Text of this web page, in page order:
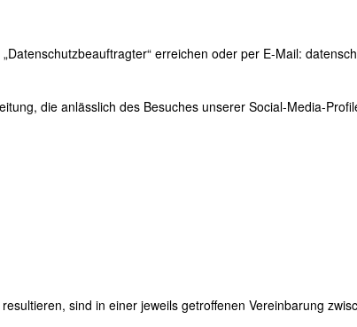
erreichen oder per E-Mail:
die anlässlich des Besuches unserer Social-Media-
sind in einer jeweils getroffenen Vereinbarung